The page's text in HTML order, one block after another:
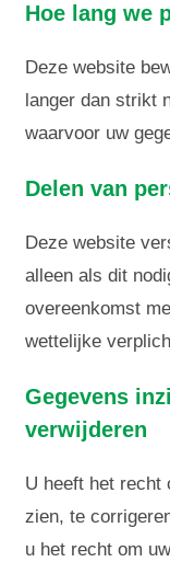
Hoe lang we
Deze website
langer dan strikt
waarvoor uw
Delen van
Deze website
alleen als dit
overeenkomst
wettelijke
Gegevens
verwijderen
U heeft het recht
zien, te
u het recht om